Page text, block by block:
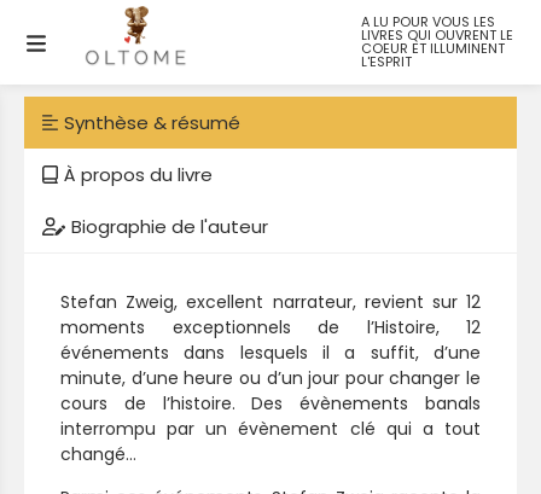
A LU POUR VOUS LES
LIVRES QUI OUVRENT LE
COEUR ET ILLUMINENT
L'ESPRIT
Les heures étoilées de l’humanité
Synthèse & résumé
À propos du livre
Biographie de l'auteur
Stefan Zweig, excellent narrateur, revient sur 12
moments exceptionnels de l’Histoire, 12
événements dans lesquels il a suffit, d’une
minute, d’une heure ou d’un jour pour changer le
cours de l’histoire. Des évènements banals
interrompu par un évènement clé qui a tout
changé…